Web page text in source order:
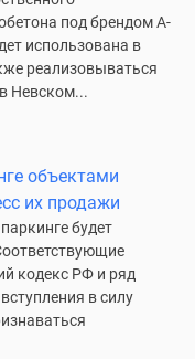
под брендом A-
использована в
реализовываться
Невском...
объектами
их продажи
будет
кодекс РФ и ряд
в силу